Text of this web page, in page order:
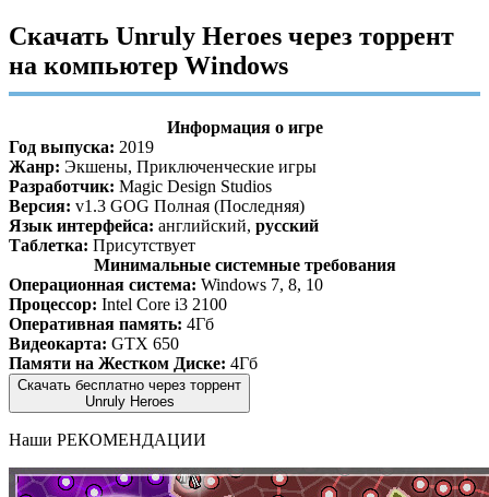
Скачать Unruly Heroes через торрент
на компьютер Windows
Информация о игре
Год выпуска: 2019
Жанр: Экшены, Приключенческие игры
Разработчик: Magic Design Studios
Версия: v1.3 GOG Полная (Последняя)
Язык интерфейса: английский, русский
Таблетка: Присутствует
Минимальные системные требования
Операционная система: Windows 7, 8, 10
Процессор: Intel Core i3 2100
Оперативная память: 4Гб
Видеокарта: GTX 650
Памяти на Жестком Диске: 4Гб
Скачать бесплатно через торрент
Unruly Heroes
Наши РЕКОМЕНДАЦИИ